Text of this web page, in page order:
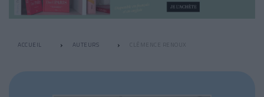
ACCUEIL AUTEURS